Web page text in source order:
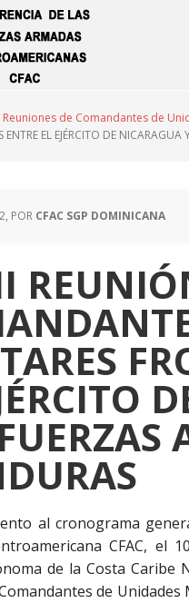
Reuniones de Comandantes de
ENTRE EL EJÉRCITO DE
, POR CFAC SGP DOMINICANA
al cronograma
CFAC, el
de la Costa Caribe
de